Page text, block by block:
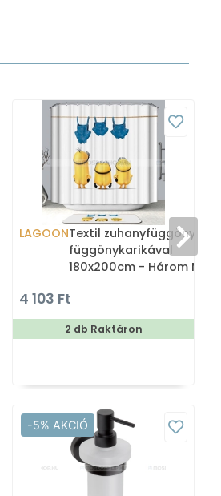
LAGOONTextil zuhanyfüggöny
függönykarikával
180x200cm - Három
4 103 Ft
2 db Raktáron
-5% AKCIÓ